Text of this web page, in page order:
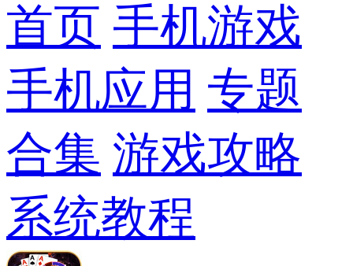
首页 手机游戏
手机应用 专题
合集 游戏攻略
系统教程